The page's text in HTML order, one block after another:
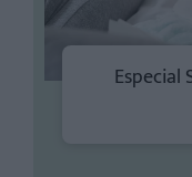
Especial